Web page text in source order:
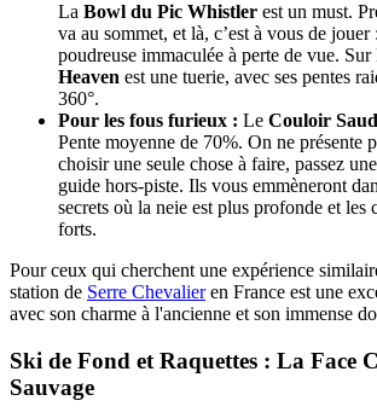
La Bowl du Pic Whistler est un must.
va au sommet, et là, c’est à vous de jouer
poudreuse immaculée à perte de vue.
Heaven est une tuerie, avec ses pentes
360°.
Pour les fous furieux : Le Couloir
Pente moyenne de 70%. On ne présente
choisir une seule chose à faire, passez
guide hors-piste. Ils vous emmèneront
secrets où la neie est plus profonde et les
forts.
Pour ceux qui cherchent une expérience
station de Serre Chevalieren France est une
avec son charme à l'ancienne et son immense
Ski de Fond et Raquettes : La Face
Sauvage